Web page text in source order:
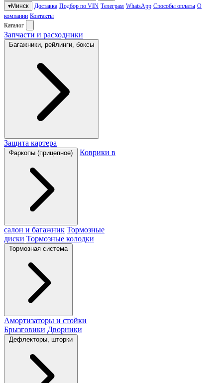
▾Минск Доставка Подбор по VIN Телеграм WhatsApp Способы оплаты О
компании Контакты
Каталог
Запчасти и расходники
Багажники, рейлинги, боксы
Защита картера
Фаркопы (прицепное) Коврики в
салон и багажник Тормозные
диски Тормозные колодки
Тормозная система
Амортизаторы и стойки
Брызговики Дворники
Дефлекторы, шторки